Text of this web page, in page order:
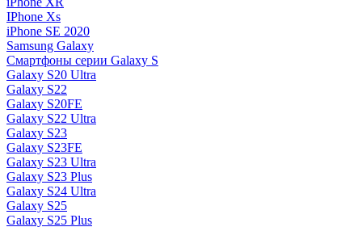
IPhone Xs
iPhone SE 2020
Samsung Galaxy
Смартфоны серии Galaxy S
Galaxy S20 Ultra
Galaxy S22
Galaxy S20FE
Galaxy S22 Ultra
Galaxy S23
Galaxy S23FE
Galaxy S23 Ultra
Galaxy S23 Plus
Galaxy S24 Ultra
Galaxy S25
Galaxy S25 Plus